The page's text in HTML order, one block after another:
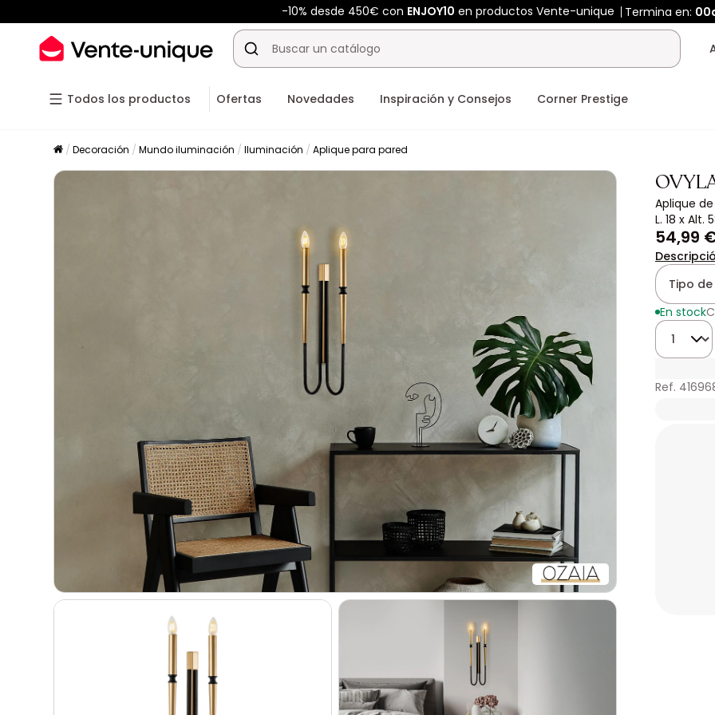
-10% desde 450€ conENJOY10 en productos Vente-unique Termina en:
Todos los productos Ofertas Novedades Inspiración y Consejos Corner Prestige
Decoración Mundo iluminación Iluminación Aplique para pared
Aplique
L. 18 x Alt.
54,99
Tipo
En stock
Cantidad
Ref.